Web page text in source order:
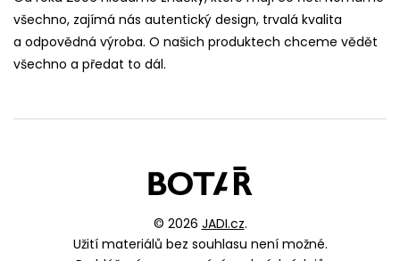
všechno, zajímá nás autentický design, trvalá kvalita
a odpovědná výroba. O našich produktech chceme vědět
všechno a předat to dál.
© 2026 JADI.cz.
Užití materiálů bez souhlasu není možné.